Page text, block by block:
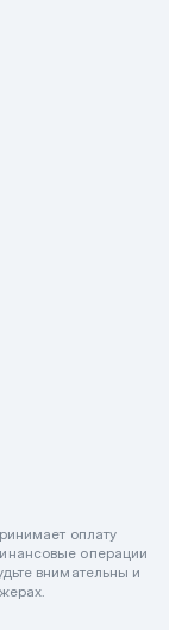
оплату
операции
внимательны и